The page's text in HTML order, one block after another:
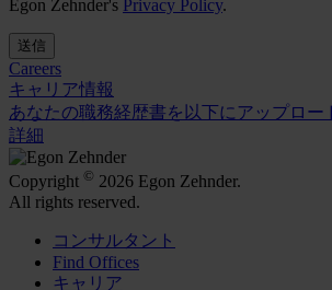
Egon Zehnder's Privacy Policy.
送信
Careers
キャリア情報
あなたの職務経歴書を以下にアップロー
詳細
Copyright © 2026 Egon Zehnder.
All rights reserved.
コンサルタント
Find Offices
キャリア